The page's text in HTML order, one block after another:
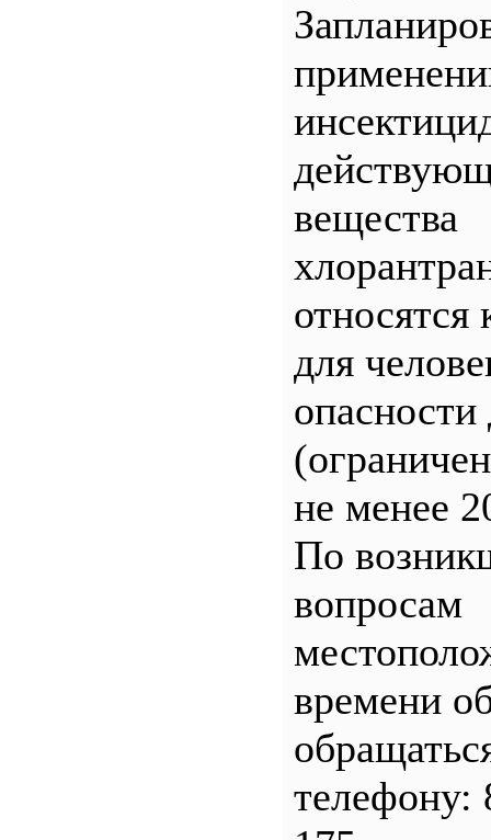
вещества
относятся
для
опасности
не менее
По
вопросам
времени
телефону: